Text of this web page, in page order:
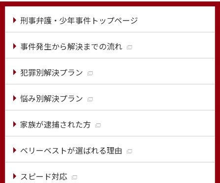
刑事弁護・少年事件トップページ
事件発生から解決までの流れ
犯罪別解決プラン
悩み別解決プラン
家族が逮捕された方
ベリーベストが選ばれる理由
スピード対応